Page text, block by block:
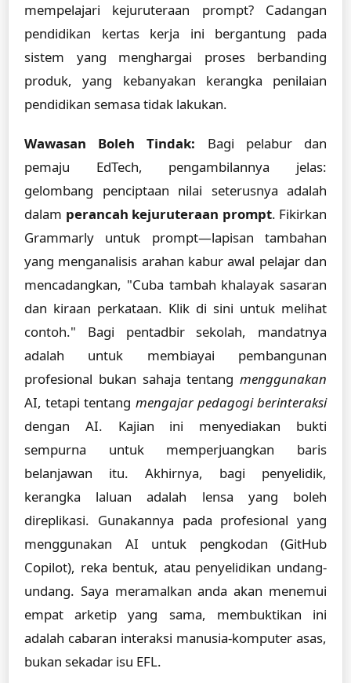
mempelajari kejuruteraan prompt? Cadangan
pendidikan kertas kerja ini bergantung pada
sistem yang menghargai proses berbanding
produk, yang kebanyakan kerangka penilaian
pendidikan semasa tidak lakukan.
Wawasan Boleh Tindak: Bagi pelabur dan
pemaju EdTech, pengambilannya jelas:
gelombang penciptaan nilai seterusnya adalah
dalam perancah kejuruteraan prompt. Fikirkan
Grammarly untuk prompt—lapisan tambahan
yang menganalisis arahan kabur awal pelajar dan
mencadangkan, "Cuba tambah khalayak sasaran
dan kiraan perkataan. Klik di sini untuk melihat
contoh." Bagi pentadbir sekolah, mandatnya
adalah untuk membiayai pembangunan
profesional bukan sahaja tentang menggunakan
AI, tetapi tentang mengajar pedagogi berinteraksi
dengan AI. Kajian ini menyediakan bukti
sempurna untuk memperjuangkan baris
belanjawan itu. Akhirnya, bagi penyelidik,
kerangka laluan adalah lensa yang boleh
direplikasi. Gunakannya pada profesional yang
menggunakan AI untuk pengkodan (GitHub
Copilot), reka bentuk, atau penyelidikan undang-
undang. Saya meramalkan anda akan menemui
empat arketip yang sama, membuktikan ini
adalah cabaran interaksi manusia-komputer asas,
bukan sekadar isu EFL.